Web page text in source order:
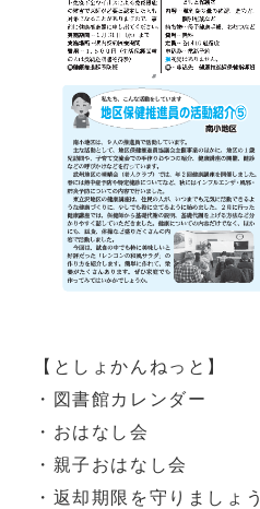
【としょかんねっと】
・図書館カレンダー
・おはなし会
・親子おはなし会
・返却期限を守りましょう